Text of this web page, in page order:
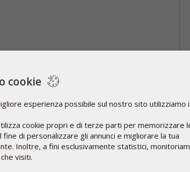
contenenti ciascuna 1 mg di
cookie
esperienza possibile sul nostro sito utilizziamo i
cookie propri e di terze parti per memorizzare
fine di personalizzare gli annunci e migliorare la tua
Inoltre, a fini esclusivamente statistici,
visiti.